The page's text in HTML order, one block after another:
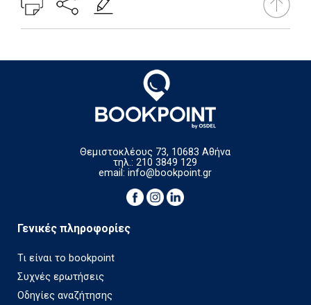
Θεμιστοκλέους 73, 10683 Αθήνα
τηλ.: 210 3849 129
email:info@bookpoint.gr
Γενικές πληροφορίες
Τι είναι το bookpoint
Συχνές ερωτήσεις
Οδηγίες αναζήτησης